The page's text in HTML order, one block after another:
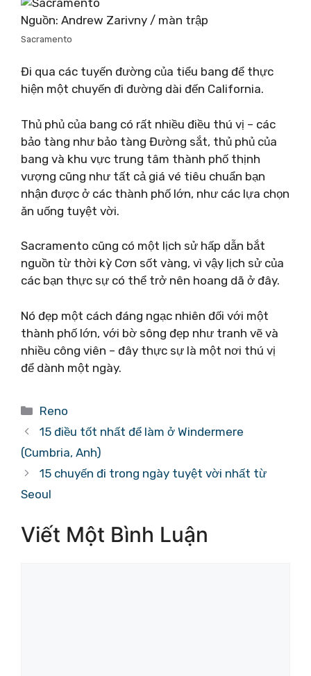
Nguồn: Andrew Zarivny / màn trập
Sacramento
Đi qua các tuyến đường của tiểu bang để thực
hiện một chuyến đi đường dài đến California.
Thủ phủ của bang có rất nhiều điều thú vị – các
bảo tàng như bảo tàng Đường sắt, thủ phủ của
bang và khu vực trung tâm thành phố thịnh
vượng cũng như tất cả giá vé tiêu chuẩn bạn
nhận được ở các thành phố lớn, như các lựa chọn
ăn uống tuyệt vời.
Sacramento cũng có một lịch sử hấp dẫn bắt
nguồn từ thời kỳ Cơn sốt vàng, vì vậy lịch sử của
các bạn thực sự có thể trở nên hoang dã ở đây.
Nó đẹp một cách đáng ngạc nhiên đối với một
thành phố lớn, với bờ sông đẹp như tranh vẽ và
nhiều công viên – đây thực sự là một nơi thú vị
để dành một ngày.
Danh
mục
Reno
15 điều tốt nhất để làm ở Windermere
(Cumbria, Anh)
15 chuyến đi trong ngày tuyệt vời nhất từ ​​
Seoul
Viết Một Bình Luận